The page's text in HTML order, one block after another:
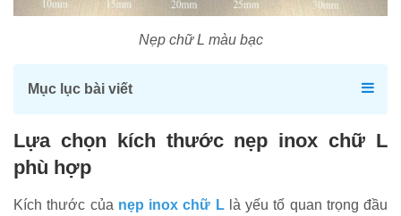
Nẹp chữ L màu bạc
Mục lục bài viết
Lựa chọn kích thước nẹp inox chữ L
phù hợp
Kích thước của nẹp inox chữ Llà yếu tố quan trọng đầu